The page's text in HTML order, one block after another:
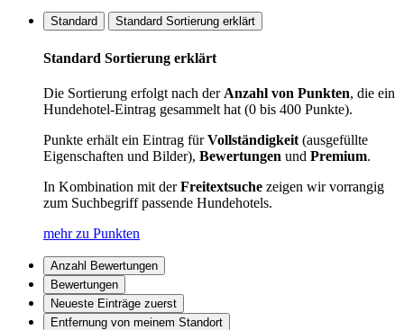
Standard Standard Sortierung erklärt
Standard Sortierung erklärt
Die Sortierung erfolgt nach der Anzahl von Punkten, die ein
Hundehotel-Eintrag gesammelt hat (0 bis 400 Punkte).
Punkte erhält ein Eintrag fürVollständigkeit (ausgefüllte
Eigenschaften und Bilder), Bewertungen und Premium.
In Kombination mit derFreitextsuche zeigen wir vorrangig
zum Suchbegriff passende Hundehotels.
mehr zu Punkten
Anzahl Bewertungen
Bewertungen
Neueste Einträge zuerst
Entfernung von meinem Standort